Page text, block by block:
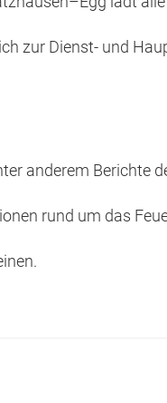
zur Dienst- und
anderem Berichte
rund um das